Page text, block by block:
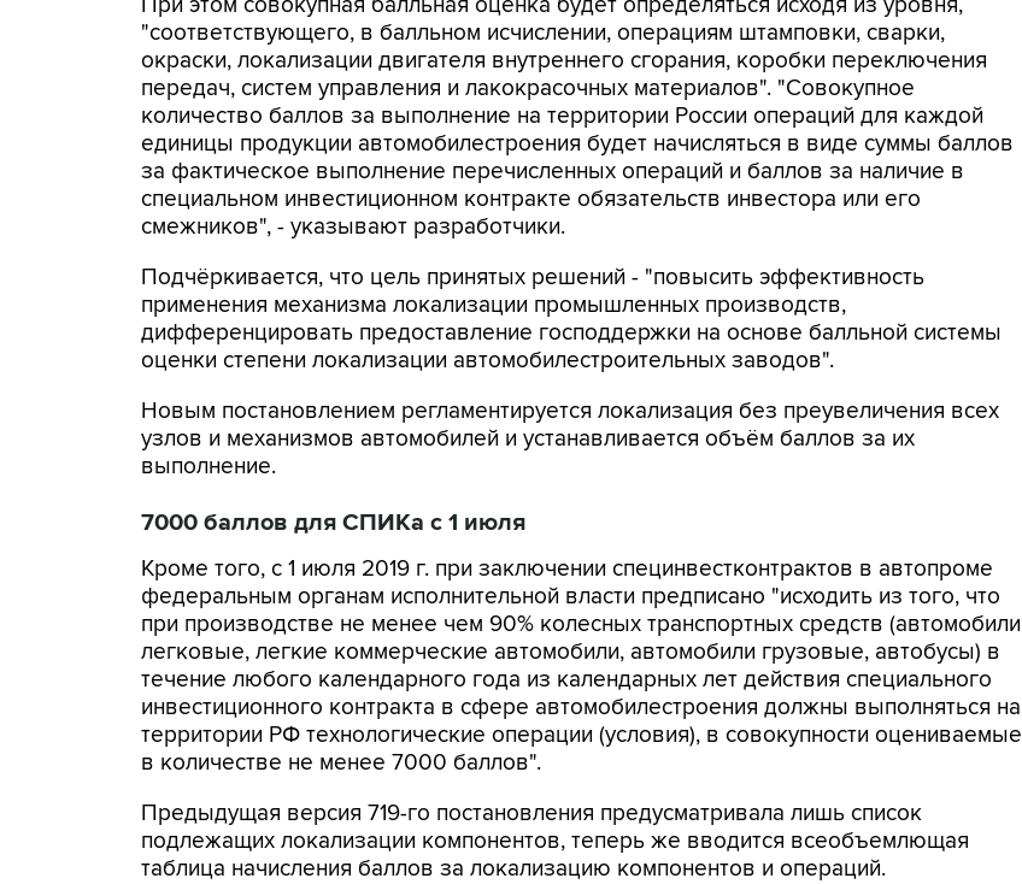
"соответствующего, в балльном исчислении, операциям штамповки, сварки,
окраски, локализации двигателя внутреннего сгорания, коробки переключения
передач, систем управления и лакокрасочных материалов". "Совокупное
количество баллов за выполнение на территории России операций для каждой
единицы продукции автомобилестроения будет начисляться в виде суммы баллов
за фактическое выполнение перечисленных операций и баллов за наличие в
специальном инвестиционном контракте обязательств инвестора или его
смежников", - указывают разработчики.
Подчёркивается, что цель принятых решений - "повысить эффективность
применения механизма локализации промышленных производств,
дифференцировать предоставление господдержки на основе балльной системы
оценки степени локализации автомобилестроительных заводов".
Новым постановлением регламентируется локализация без преувеличения всех
узлов и механизмов автомобилей и устанавливается объём баллов за их
выполнение.
7000 баллов для СПИКа с 1 июля
Кроме того, с 1 июля 2019 г. при заключении специнвестконтрактов в автопроме
федеральным органам исполнительной власти предписано "исходить из того, что
при производстве не менее чем 90% колесных транспортных средств (автомобили
легковые, легкие коммерческие автомобили, автомобили грузовые, автобусы) в
течение любого календарного года из календарных лет действия специального
инвестиционного контракта в сфере автомобилестроения должны выполняться на
территории РФ технологические операции (условия), в совокупности оцениваемые
в количестве не менее 7000 баллов".
Предыдущая версия 719-го постановления предусматривала лишь список
подлежащих локализации компонентов, теперь же вводится всеобъемлющая
таблица начисления баллов за локализацию компонентов и операций.